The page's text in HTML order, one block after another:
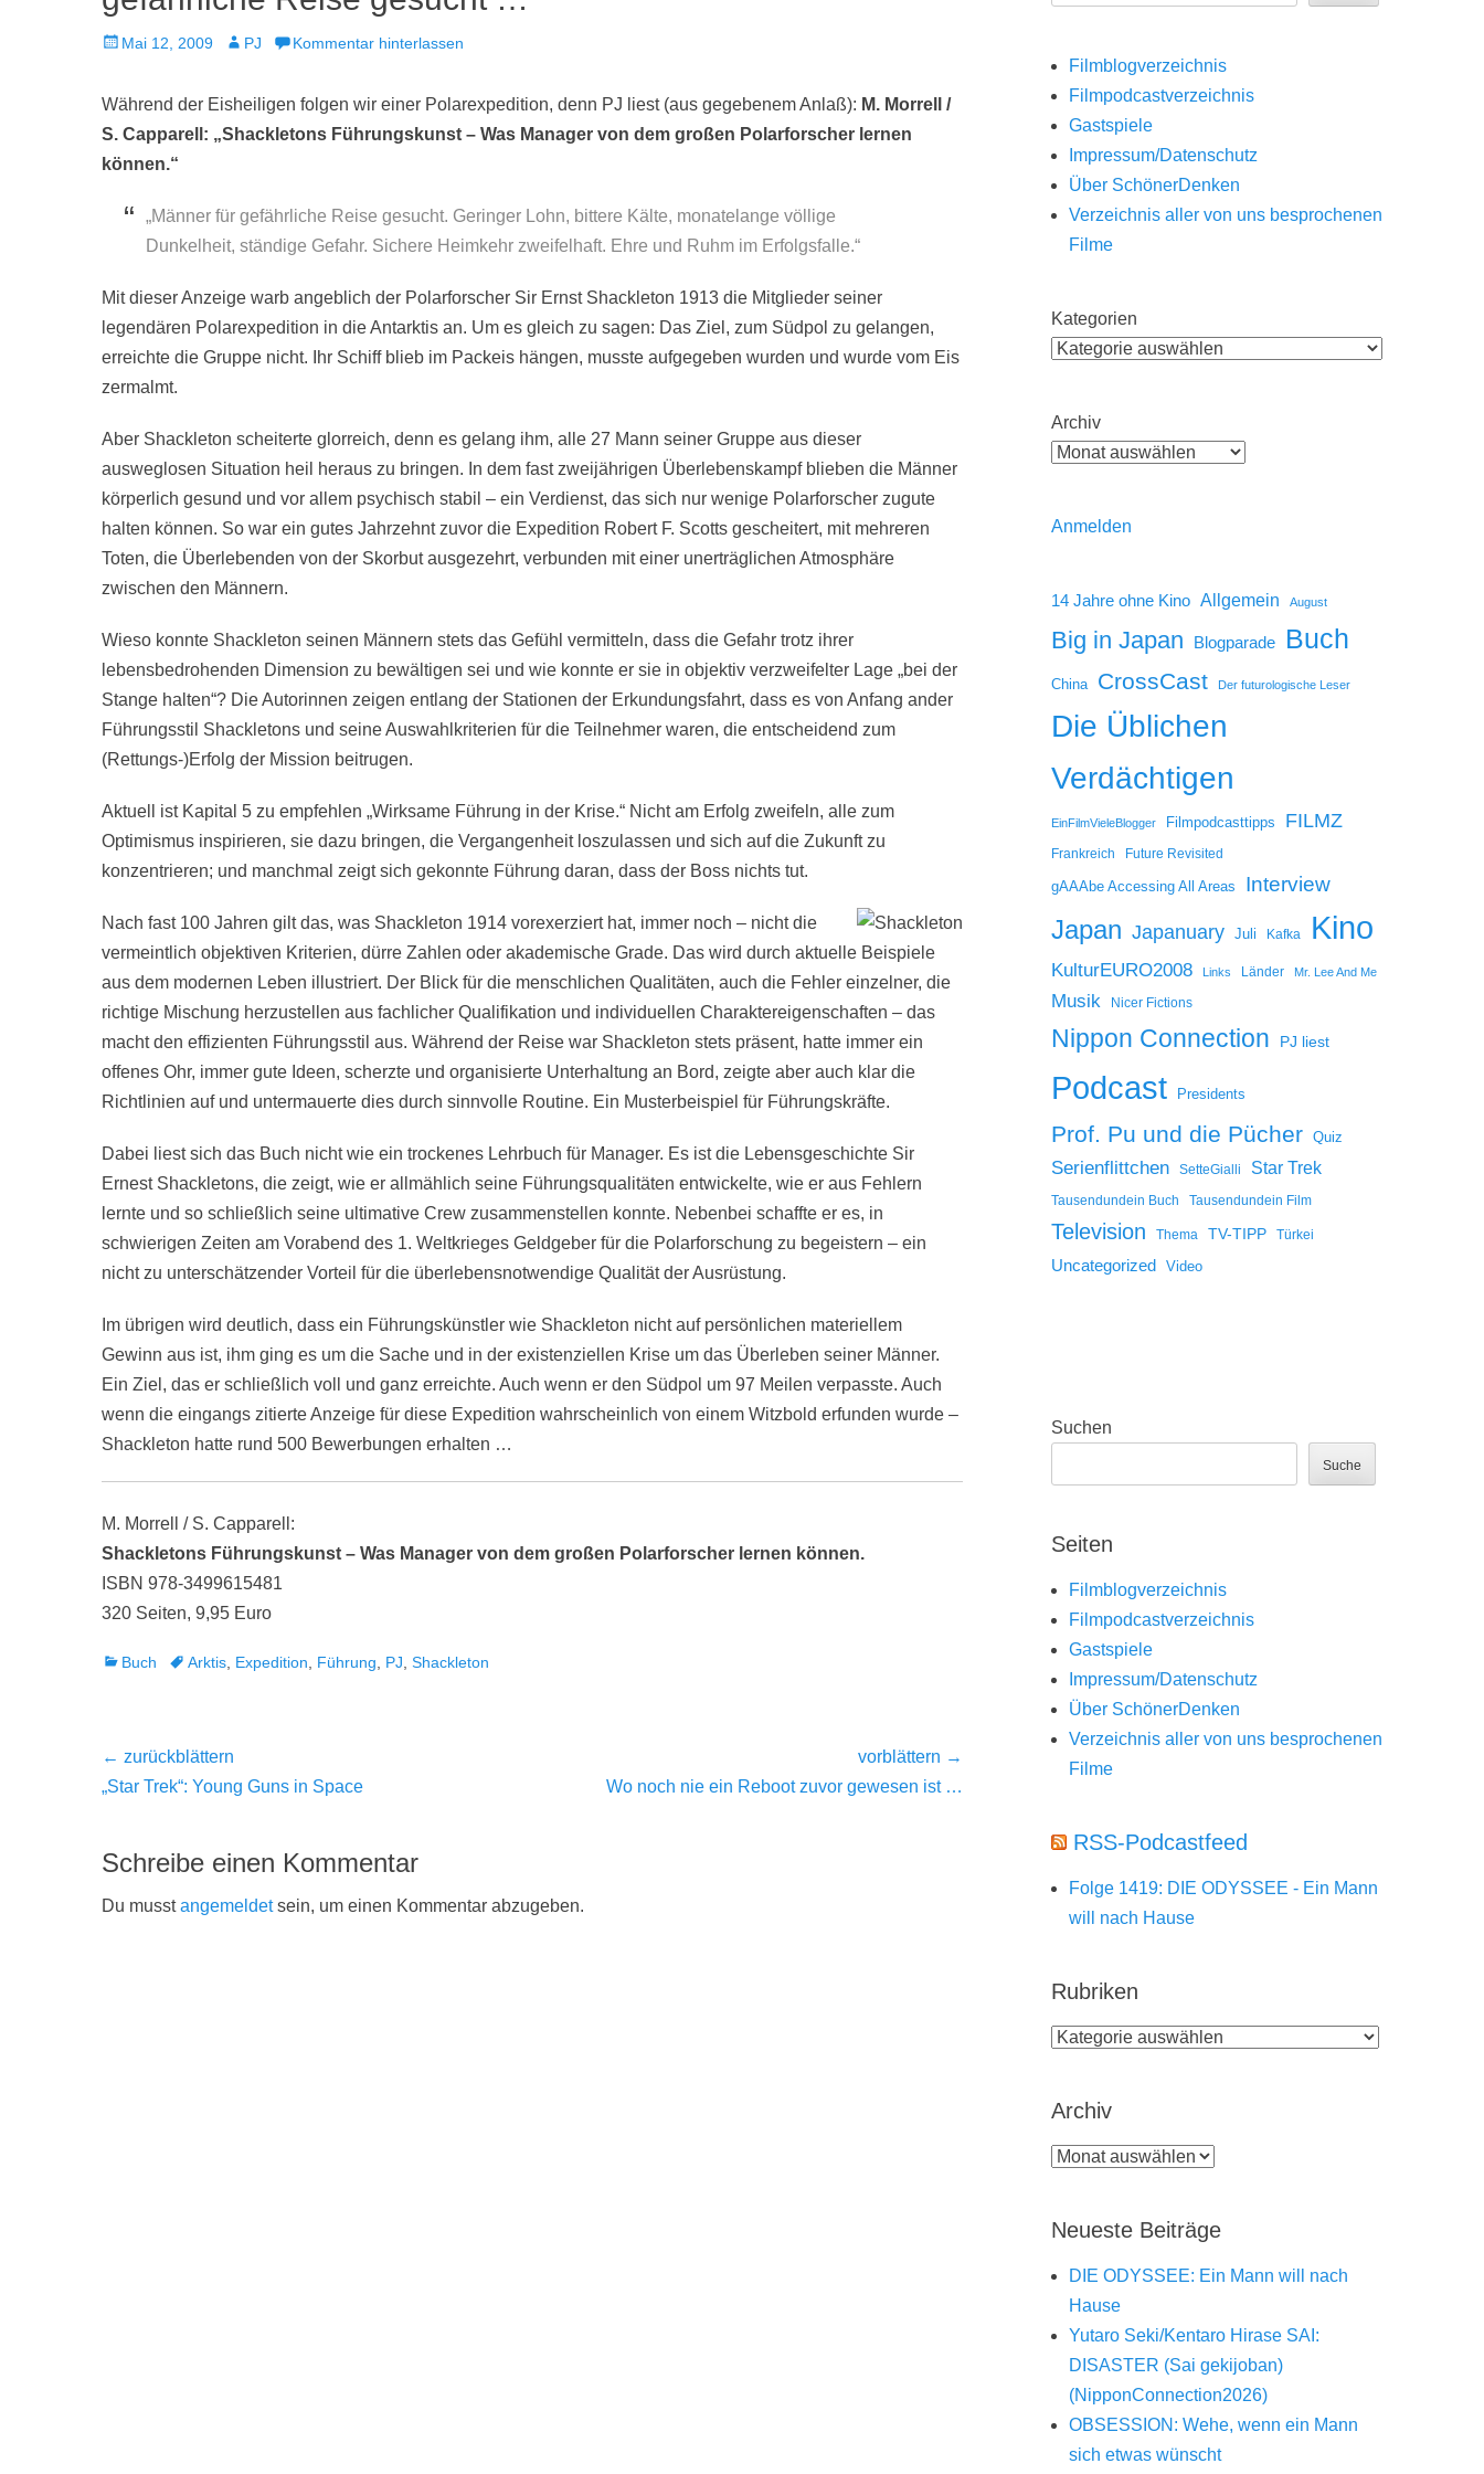
Veröffentlicht
Mai 12, 2009 Autor
PJ Kommentar hinterlassen
Während der Eisheiligen folgen wir einer Polarexpedition, denn PJ liest (aus gegebenem Anlaß): M. Morrell /
S. Capparell: „Shackletons Führungskunst – Was Manager von dem großen Polarforscher lernen
können.“
„Männer für gefährliche Reise gesucht. Geringer Lohn, bittere Kälte, monatelange völlige
Dunkelheit, ständige Gefahr. Sichere Heimkehr zweifelhaft. Ehre und Ruhm im Erfolgsfalle.“
Mit dieser Anzeige warb angeblich der Polarforscher Sir Ernst Shackleton 1913 die Mitglieder seiner
legendären Polarexpedition in die Antarktis an. Um es gleich zu sagen: Das Ziel, zum Südpol zu gelangen,
erreichte die Gruppe nicht. Ihr Schiff blieb im Packeis hängen, musste aufgegeben wurden und wurde vom Eis
zermalmt.
Aber Shackleton scheiterte glorreich, denn es gelang ihm, alle 27 Mann seiner Gruppe aus dieser
ausweglosen Situation heil heraus zu bringen. In dem fast zweijährigen Überlebenskampf blieben die Männer
körperlich gesund und vor allem psychisch stabil – ein Verdienst, das sich nur wenige Polarforscher zugute
halten können. So war ein gutes Jahrzehnt zuvor die Expedition Robert F. Scotts gescheitert, mit mehreren
Toten, die Überlebenden von der Skorbut ausgezehrt, verbunden mit einer unerträglichen Atmosphäre
zwischen den Männern.
Wieso konnte Shackleton seinen Männern stets das Gefühl vermitteln, dass die Gefahr trotz ihrer
lebensbedrohenden Dimension zu bewältigen sei und wie konnte er sie in objektiv verzweifelter Lage „bei der
Stange halten“? Die Autorinnen zeigen entlang der Stationen der Erkundungsfahrt, dass es von Anfang ander
Führungsstil Shackletons und seine Auswahlkriterien für die Teilnehmer waren, die entscheidend zum
(Rettungs-)Erfolg der Mission beitrugen.
Aktuell ist Kapital 5 zu empfehlen „Wirksame Führung in der Krise.“ Nicht am Erfolg zweifeln, alle zum
Optimismus inspirieren, sie dazu bringen, die Vergangenheit loszulassen und sich auf die Zukunft zu
konzentrieren; und manchmal zeigt sich gekonnte Führung daran, dass der Boss nichts tut.
Nach fast 100 Jahren gilt das, was Shackleton 1914 vorexerziert hat, immer noch – nicht die
vermeintlich objektiven Kriterien, dürre Zahlen oder akademische Grade. Das wird durch aktuelle Beispiele
aus dem modernen Leben illustriert. Der Blick für die menschlichen Qualitäten, auch die Fehler einzelner, die
richtige Mischung herzustellen aus fachlicher Qualifikation und individuellen Charaktereigenschaften – das
macht den effizienten Führungsstil aus. Während der Reise war Shackleton stets präsent, hatte immer ein
offenes Ohr, immer gute Ideen, scherzte und organisierte Unterhaltung an Bord, zeigte aber auch klar die
Richtlinien auf und untermauerte dies durch sinnvolle Routine. Ein Musterbeispiel für Führungskräfte.
Dabei liest sich das Buch nicht wie ein trockenes Lehrbuch für Manager. Es ist die Lebensgeschichte Sir
Ernest Shackletons, die zeigt, wie er allmählich seine Führungsqualitäten entwickelte, wie er aus Fehlern
lernte und so schließlich seine ultimative Crew zusammenstellen konnte. Nebenbei schaffte er es, in
schwierigen Zeiten am Vorabend des 1. Weltkrieges Geldgeber für die Polarforschung zu begeistern – ein
nicht zu unterschätzender Vorteil für die überlebensnotwendige Qualität der Ausrüstung.
Im übrigen wird deutlich, dass ein Führungskünstler wie Shackleton nicht auf persönlichen materiellem
Gewinn aus ist, ihm ging es um die Sache und in der existenziellen Krise um das Überleben seiner Männer.
Ein Ziel, das er schließlich voll und ganz erreichte. Auch wenn er den Südpol um 97 Meilen verpasste. Auch
wenn die eingangs zitierte Anzeige für diese Expedition wahrscheinlich von einem Witzbold erfunden wurde –
Shackleton hatte rund 500 Bewerbungen erhalten …
M. Morrell / S. Capparell:
Shackletons Führungskunst – Was Manager von dem großen Polarforscher lernen können.
ISBN 978-3499615481
320 Seiten, 9,95 Euro
Kategorien
Buch TagsArktis Expedition Führung PJ Shackleton
Beitragsnavigation
← zurückblättern
Vorheriger
„Star Trek“: Young Guns in Space
vorblättern →
Wo noch nie ein Reboot zuvor gewesen ist …
Schreibe einen Kommentar
Du musstangemeldetsein, um einen Kommentar abzugeben.
Filmblogverzeichnis
Filmpodcastverzeichnis
Gastspiele
Impressum/Datenschutz
Über SchönerDenken
Verzeichnis aller von uns besprochenen
Filme
Kategorien
Archiv
Anmelden
14 Jahre ohne Kino Allgemein August
Big in Japan Blogparade Buch
China CrossCast Der futurologische Leser
Die Üblichen
Verdächtigen
EinFilmVieleBlogger Filmpodcasttipps FILMZ
Frankreich Future Revisited
gAAAbe Accessing All Areas Interview
Japan Japanuary Juli Kafka Kino
KulturEURO2008 Links Länder Mr. Lee And Me
Musik Nicer Fictions
Nippon Connection PJ liest
Podcast Presidents
Prof. Pu und die Pücher Quiz
Serienflittchen SetteGialli Star Trek
Tausendundein Buch Tausendundein Film
Television Thema TV-TIPP Türkei
Uncategorized Video
Suchen
Suche
Seiten
Filmblogverzeichnis
Filmpodcastverzeichnis
Gastspiele
Impressum/Datenschutz
Über SchönerDenken
Verzeichnis aller von uns besprochenen
Filme
RSS-Podcastfeed
Folge 1419: DIE ODYSSEE - Ein Mann
will nach Hause
Rubriken
Rubriken
Archiv
Archiv
Neueste Beiträge
DIE ODYSSEE: Ein Mann will nach
Hause
Yutaro Seki/Kentaro Hirase SAI:
DISASTER (Sai gekijoban)
(NipponConnection2026)
OBSESSION: Wehe, wenn ein Mann
sich etwas wünscht